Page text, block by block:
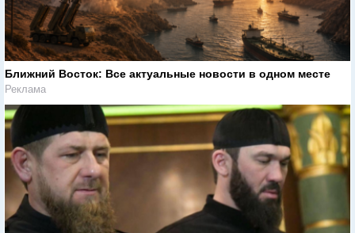
Ближний Восток: Все актуальные новости в одном месте
Реклама